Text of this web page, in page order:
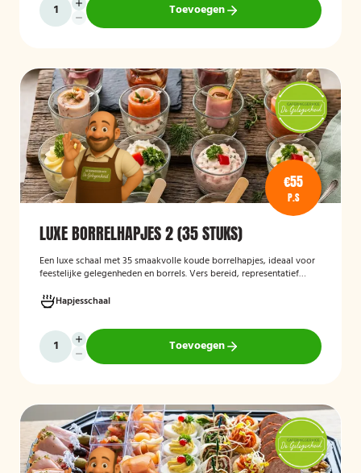
Toevoegen
€55
P.S
LUXE BORRELHAPJES 2 (35 STUKS)
Een luxe schaal met 35 smaakvolle koude borrelhapjes, ideaal voor
feestelijke gelegenheden en borrels. Vers bereid, representatief
Hapjesschaal
Toevoegen